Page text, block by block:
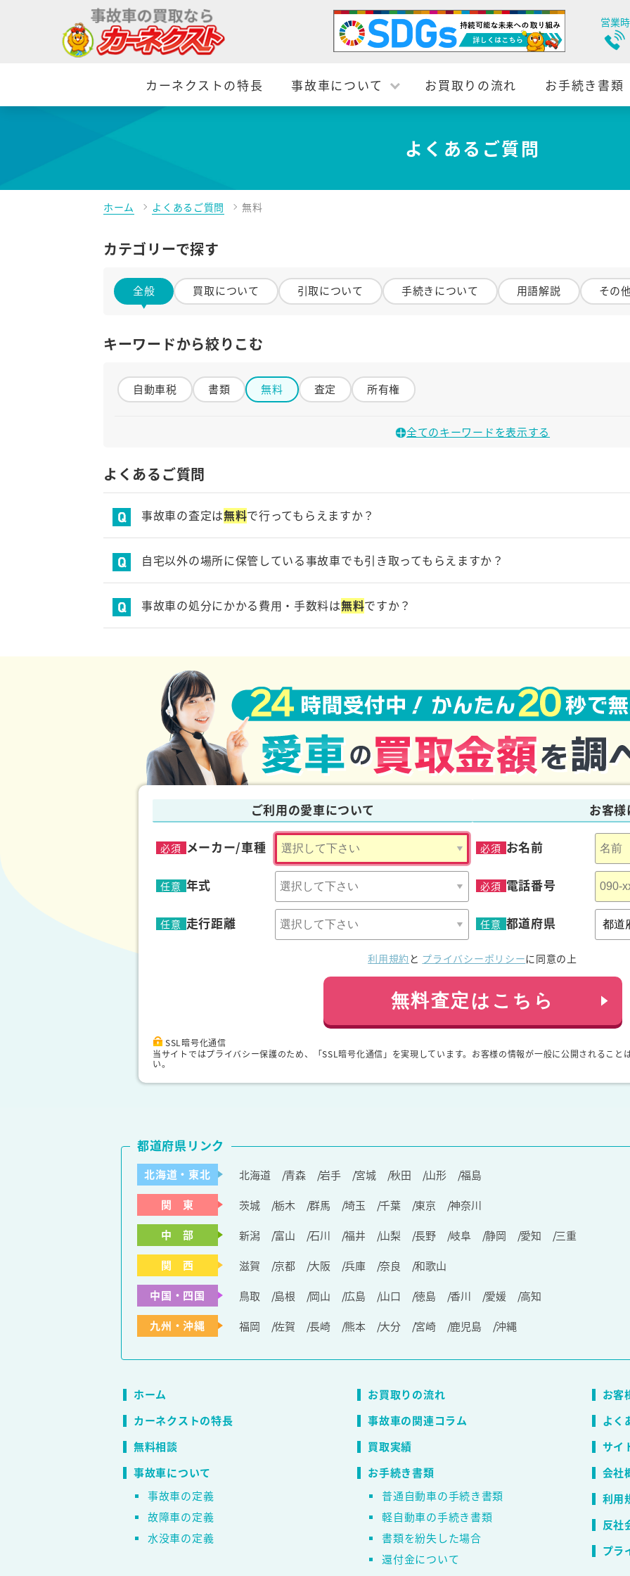
営業
カーネクストの特長 事故車について お買取りの流れ お手続き書類
よくあるご質問
ホーム よくあるご質問 無料
カテゴリーで探す
全般 買取について 引取について 手続きについて 用語解説 その他
キーワードから絞りこむ
自動車税 書類 無料 査定 所有権
さ行
査定
事故車 自然災害 自動車重量税
た行
対応
地域 問い合わせ
ナンバープレート
廃車 不動車 保険
ローン
全てのキーワードを表示する
よくあるご質問
事故車の査定は無料で行ってもらえますか？
カーネクストでは査定・お手続き・お引き取り、解体、廃車手付の完了に至るまで、全て
自宅以外の場所に保管している事故車でも引き取ってもらえますか？
修理工場やディーラー、貸し駐車場など、ご自宅以外の場所であっても
で引取に伺います。保管期
までご相談ください。
事故車の処分にかかる費用・手数料は無料ですか？
を提供しております。
ご利用の愛車について
必須 メーカー/車種
任意 年式
任意 走行距離
お客様
必須 お名前
必須 電話番号
任意 都道府県
利用規約 と プライバシーポリシーに同意の上
無料査定はこちら
SSL暗号化通信
当サイトではプライバシー保護のため、「SSL暗号化通信」を実現しています。お客様の情報が一般に公開されること
い。
北海道・東北 北海道 青森 岩手 宮城 秋田 山形 福島
関 東 茨城 栃木 群馬 埼玉 千葉 東京 神奈川
中 部 新潟 富山 石川 福井 山梨 長野 岐阜 静岡 愛知 三重
関 西 滋賀 京都 大阪 兵庫 奈良 和歌山
中国・四国 鳥取 島根 岡山 広島 山口 徳島 香川 愛媛 高知
九州・沖縄 福岡 佐賀 長崎 熊本 大分 宮崎 鹿児島 沖縄
都道府県リンク
ホーム
カーネクストの特長
無料相談
事故車について
事故車の定義
故障車の定義
水没車の定義
お買取りの流れ
事故車の関連コラム
買取実績
お手続き書類
普通自動車の手続き書類
軽自動車の手続き書類
書類を紛失した場合
還付金について
お客
よく
サイ
会社
利用
反社
プラ